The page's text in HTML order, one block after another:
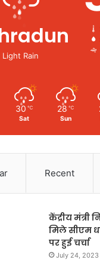
Light Rain
30 ℃
Sat
28 ℃
Sun
Recent
केंद्रीय मंत्री
मिले सीएम
पर हुई चर्चा
July 24, 2023